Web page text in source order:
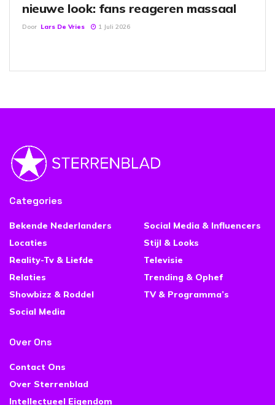
nieuwe look: fans reageren massaal
Door Lars De Vries 1 Juli 2026
Categories
Bekende Nederlanders
Locaties
Reality-Tv & Liefde
Relaties
Showbizz & Roddel
Social Media
Social Media & Influencers
Stijl & Looks
Televisie
Trending & Ophef
TV & Programma’s
Over Ons
Contact Ons
Over Sterrenblad
Intellectueel Eigendom